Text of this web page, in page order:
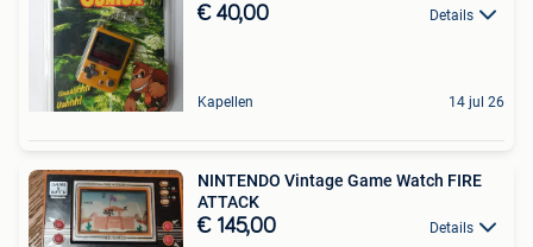
€ 40,00 Details
Kapellen 14 jul 26
NINTENDO Vintage Game Watch FIRE
ATTACK
€ 145,00 Details